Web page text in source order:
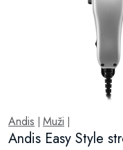
Andis Muži
Andis Easy Style